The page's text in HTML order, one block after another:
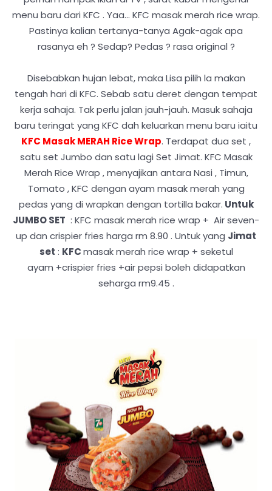
menu baru dari KFC . Yaa... KFC masak merah rice wrap.
Pastinya kalian tertanya-tanya Agak-agak apa
rasanya eh ? Sedap? Pedas ? rasa original ?
Disebabkan hujan lebat, maka Lisa pilih la makan
tengah hari di KFC. Sebab satu deret dengan tempat
kerja sahaja. Tak perlu jalan jauh-jauh. Masuk sahaja
baru teringat yang KFC dah keluarkan menu baru iaitu
KFC Masak MERAH Rice Wrap. Terdapat dua set ,
satu set Jumbo dan satu lagi Set Jimat. KFC Masak
Merah Rice Wrap , menyajikan antara Nasi , Timun,
Tomato , KFC dengan ayam masak merah yang
pedas yang di wrapkan dengan tortilla bakar. Untuk
JUMBO SET : KFC masak merah rice wrap + Air seven-
up dan crispier fries harga rm 8.90 . Untuk yang Jimat
set : KFCmasak merah rice wrap + seketul
ayam +crispier fries +air pepsi boleh didapatkan
seharga rm9.45 .